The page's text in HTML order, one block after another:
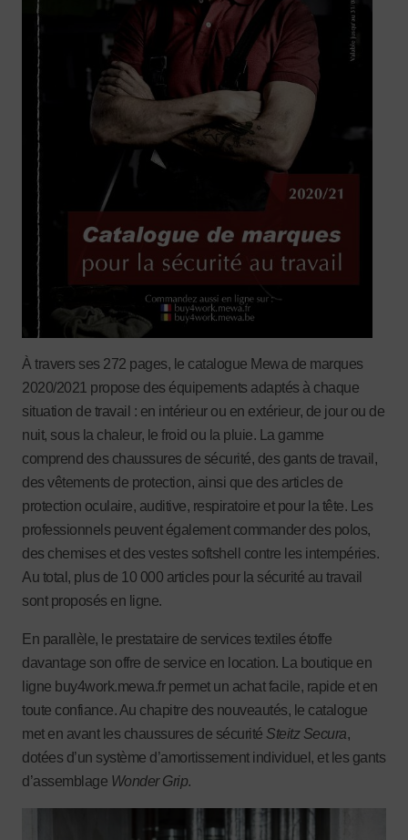
À travers ses 272 pages, le catalogue Mewa de marques
2020/2021 propose des équipements adaptés à chaque
situation de travail : en intérieur ou en extérieur, de jour ou de
nuit, sous la chaleur, le froid ou la pluie. La gamme
comprend des chaussures de sécurité, des gants de travail,
des vêtements de protection, ainsi que des articles de
protection oculaire, auditive, respiratoire et pour la tête. Les
professionnels peuvent également commander des polos,
des chemises et des vestes softshell contre les intempéries.
Au total, plus de 10 000 articles pour la sécurité au travail
sont proposés en ligne.
En parallèle, le prestataire de services textiles étoffe
davantage son offre de service en location. La boutique en
ligne buy4work.mewa.fr permet un achat facile, rapide et en
toute confiance. Au chapitre des nouveautés, le catalogue
met en avant les chaussures de sécurité Steitz Secura,
dotées d’un système d’amortissement individuel, et les gants
d’assemblage Wonder Grip.